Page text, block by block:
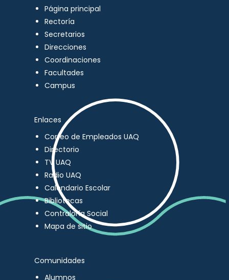
Página principal
Rectoría
Secretarios
Direcciones
Coordinaciones
Facultades
Campus
Enlaces
Correo de Empleados UAQ
Directorio
TV UAQ
Radio UAQ
Calendario Escolar
Bibliotecas
Contraloría Social
Mapa de sitio
Comunidades
Alumnos